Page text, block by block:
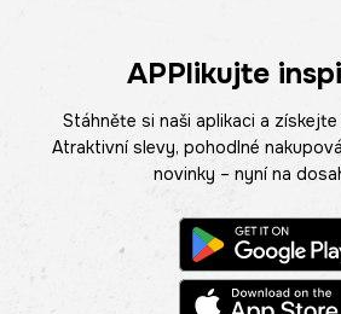
APPlikujte
Stáhněte si naši aplikaci a
Atraktivní slevy, pohodlné
novinky – nyní na